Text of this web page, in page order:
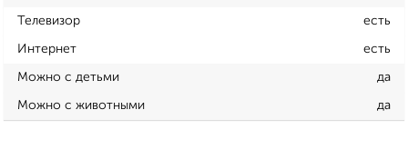
Телевизор есть
Интернет есть
Можно с детьми да
Можно с животными да